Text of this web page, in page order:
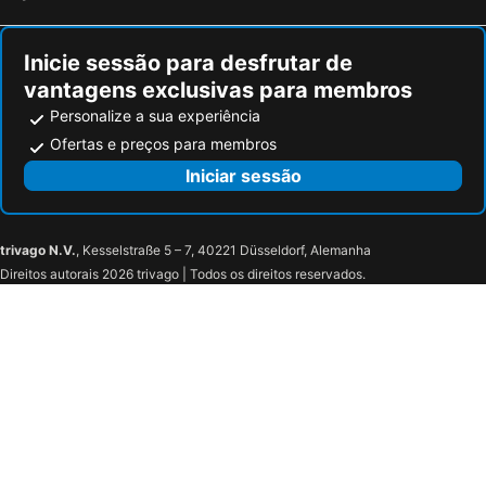
Inicie sessão para desfrutar de
vantagens exclusivas para membros
Personalize a sua experiência
Ofertas e preços para membros
Iniciar sessão
trivago N.V., Kesselstraße 5 – 7, 40221 Düsseldorf, Alemanha
Direitos autorais 2026 trivago | Todos os direitos reservados.